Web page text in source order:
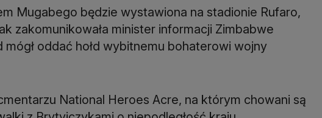
Mugabego będzie wystawiona na stadionie Rufaro,
zakomunikowała minister informacji Zimbabwe
oddać hołd wybitnemu bohaterowi wojny
National Heroes Acre, na którym chowani są